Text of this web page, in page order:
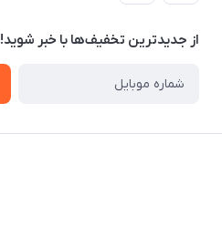
از جدید‌ترین تخفیف‌ها با‌ خبر شوید!